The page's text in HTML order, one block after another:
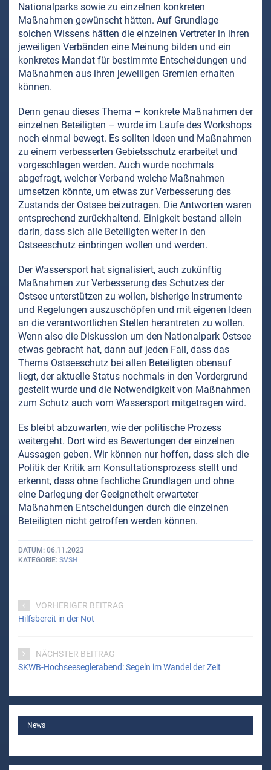
Nationalparks sowie zu einzelnen konkreten
Maßnahmen gewünscht hätten. Auf Grundlage
solchen Wissens hätten die einzelnen Vertreter in ihren
jeweiligen Verbänden eine Meinung bilden und ein
konkretes Mandat für bestimmte Entscheidungen und
Maßnahmen aus ihren jeweiligen Gremien erhalten
können.
Denn genau dieses Thema – konkrete Maßnahmen der
einzelnen Beteiligten – wurde im Laufe des Workshops
noch einmal bewegt. Es sollten Ideen und Maßnahmen
zu einem verbesserten Gebietsschutz erarbeitet und
vorgeschlagen werden. Auch wurde nochmals
abgefragt, welcher Verband welche Maßnahmen
umsetzen könnte, um etwas zur Verbesserung des
Zustands der Ostsee beizutragen. Die Antworten waren
entsprechend zurückhaltend. Einigkeit bestand allein
darin, dass sich alle Beteiligten weiter in den
Ostseeschutz einbringen wollen und werden.
Der Wassersport hat signalisiert, auch zukünftig
Maßnahmen zur Verbesserung des Schutzes der
Ostsee unterstützen zu wollen, bisherige Instrumente
und Regelungen auszuschöpfen und mit eigenen Ideen
an die verantwortlichen Stellen herantreten zu wollen.
Wenn also die Diskussion um den Nationalpark Ostsee
etwas gebracht hat, dann auf jeden Fall, dass das
Thema Ostseeschutz bei allen Beteiligten obenauf
liegt, der aktuelle Status nochmals in den Vordergrund
gestellt wurde und die Notwendigkeit von Maßnahmen
zum Schutz auch vom Wassersport mitgetragen wird.
Es bleibt abzuwarten, wie der politische Prozess
weitergeht. Dort wird es Bewertungen der einzelnen
Aussagen geben. Wir können nur hoffen, dass sich die
Politik der Kritik am Konsultationsprozess stellt und
erkennt, dass ohne fachliche Grundlagen und ohne
eine Darlegung der Geeignetheit erwarteter
Maßnahmen Entscheidungen durch die einzelnen
Beteiligten nicht getroffen werden können.
DATUM 06.11.2023
KATEGORIE SVSH
VORHERIGER BEITRAG
Hilfsbereit in der Not
NÄCHSTER BEITRAG
SKWB-Hochseeseglerabend: Segeln im Wandel der Zeit
MAIN
News